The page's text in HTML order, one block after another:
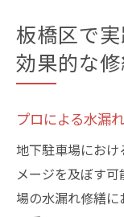
板橋区で
効果的な
プロによる水漏
地下駐車場にお
メージを及ぼす
場の水漏れ修繕